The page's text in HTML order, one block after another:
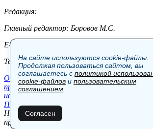
Редакция:
Главный редактор: Боровов М.С.
E-mail: site@vestnik.net, reb.msk@yandex.ru
Тел.: +7 (921) 720-00-97
Общество Экономика Контакты В мире
проекте Шоу-бизнес Политика Пресс-релизы
использования cookie-файлов
Пользовательское соглашение
Новости, аналитика, прогнозы и другие
представленные на данном сайте, не
На сайте используются cookie-файлы.
Продолжая пользоваться сайтом, вы
соглашаетесь с политикой
cookie-файлов и пользовательским
соглашением
Согласен